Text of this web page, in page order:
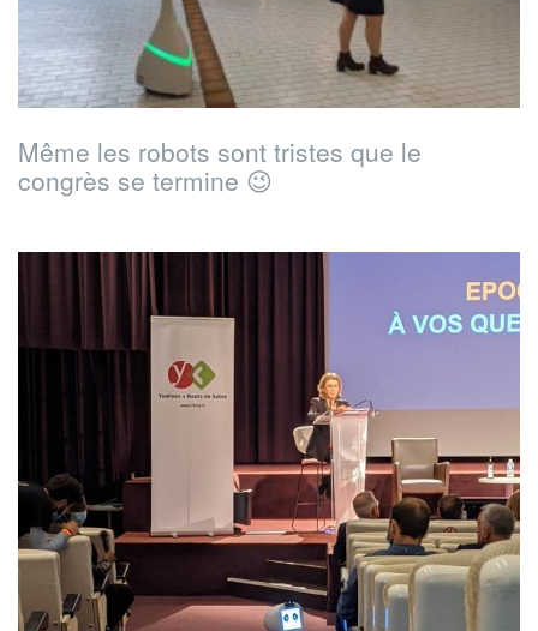
Même les robots sont tristes que le
congrès se termine 😉